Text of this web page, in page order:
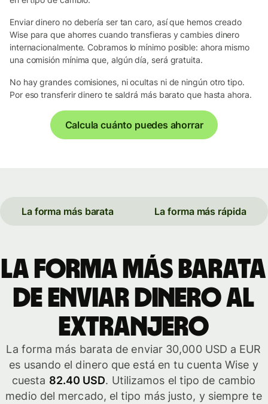
Enviar dinero no debería ser tan caro, así que hemos creado
Wise para que ahorres cuando transfieras y cambies dinero
internacionalmente. Cobramos lo mínimo posible: ahora mismo
una comisión mínima que, algún día, será gratuita.
No hay grandes comisiones, ni ocultas ni de ningún otro tipo.
Por eso transferir dinero te saldrá más barato que hasta ahora.
Calcula cuánto puedes ahorrar
La forma más barata La forma más rápida
La forma más barata
de enviar dinero al
extranjero
La forma más barata de enviar 30,000 USD a EUR
es usando el dinero que está en tu cuenta Wise y
cuesta 82.40 USD. Utilizamos el tipo de cambio
medio del mercado, el tipo más justo, y siempre te